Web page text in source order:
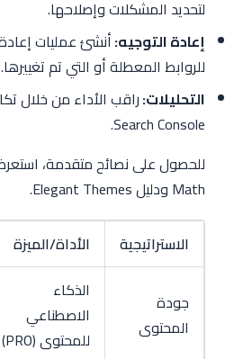
لتحديد المشكلات وإصلاحها.
إعادة التوجيه:
للروابط المعطلة أو التي تم تغييرها.
التحليلات:
Search Console.
Math ودليل Elegant Themes.
الاستراتيجية الأداة/الميزة
جودة
المحتوى
الذكاء
الاصطناعي
للمحتوى (PRO)